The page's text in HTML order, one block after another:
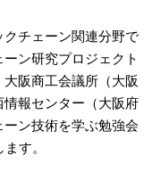
チェーン関連分野で
ン研究プロジェクト
阪商工会議所（大阪
報センター（大阪府
ン技術を学ぶ勉強会
す。